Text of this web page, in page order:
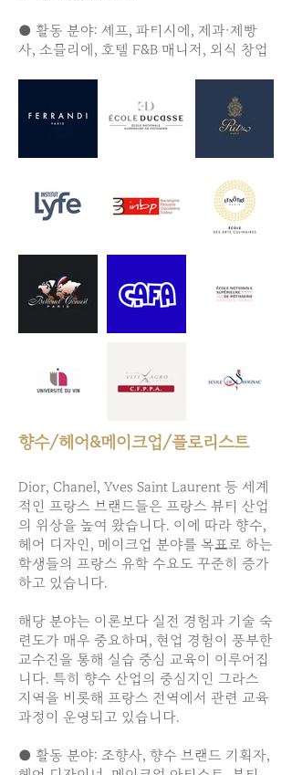
● 활동 분야: 셰프, 파티시에, 제과·제빵
사, 소믈리에, 호텔 F&B 매니저, 외식 창업
향수/헤어&메이크업/플로리스트
Dior, Chanel, Yves Saint Laurent 등 세계
적인 프랑스 브랜드들은 프랑스 뷰티 산업
의 위상을 높여 왔습니다. 이에 따라 향수,
헤어 디자인, 메이크업 분야를 목표로 하는
학생들의 프랑스 유학 수요도 꾸준히 증가
하고 있습니다.
해당 분야는 이론보다 실전 경험과 기술 숙
련도가 매우 중요하며, 현업 경험이 풍부한
교수진을 통해 실습 중심 교육이 이루어집
니다. 특히 향수 산업의 중심지인 그라스
지역을 비롯해 프랑스 전역에서 관련 교육
과정이 운영되고 있습니다.
● 활동 분야: 조향사, 향수 브랜드 기획자,